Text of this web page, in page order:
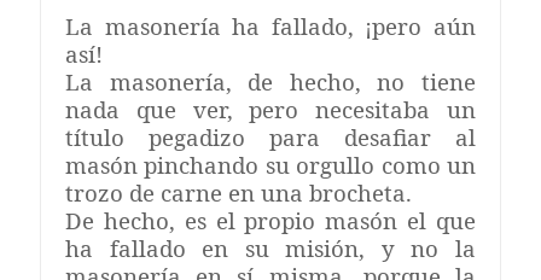
La masonería ha fallado, ¡pero aún
así!
La masonería, de hecho, no tiene
nada que ver, pero necesitaba un
título pegadizo para desafiar al
masón pinchando su orgullo como un
trozo de carne en una brocheta.
De hecho, es el propio masón el que
ha fallado en su misión, y no la